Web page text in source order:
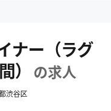
ナー（ラグ
）
の求人
渋谷区